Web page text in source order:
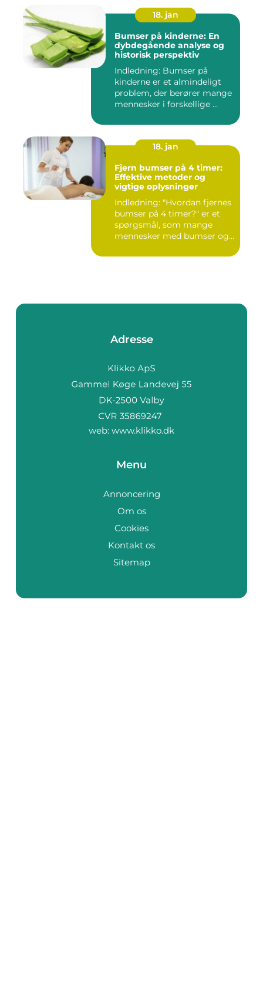
18. jan
Bumser på kinderne: En
dybdegående analyse og
historisk perspektiv
Indledning: Bumser på
kinderne er et almindeligt
problem, der berører mange
mennesker i forskellige ...
18. jan
Fjern bumser på 4 timer:
Effektive metoder og
vigtige oplysninger
Indledning: "Hvordan fjernes
bumser på 4 timer?" er et
spørgsmål, som mange
mennesker med bumser og...
Adresse
web: www.klikko.dk
Menu
Annoncering
Om os
Cookies
Kontakt os
Sitemap